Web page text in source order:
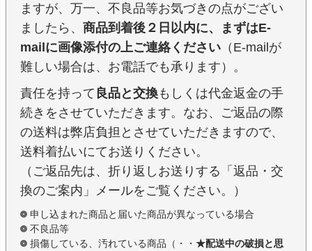
ますが、万一、不良品等お気づきの点がござい
ましたら、 商品到着後２日以内に、まずはE-
mailに画像添付の上ご連絡ください （E-mailが
難しい場合は、お電話でも承ります）。
責任を持って 良品と交換もしくは代金返金の手
続きをさせていただきます。なお、ご返品の際
の送料は弊店負担とさせていただきますので、
送料着払いにてお送りください。
（ご返品先は、折り返しお送りする「返品・交
換のご案内」メールをご覧ください。）
申し込まれた商品と届いた商品が異なっている場合
不良品等
損傷している、汚れている商品（・・ ★配送中の破損と思